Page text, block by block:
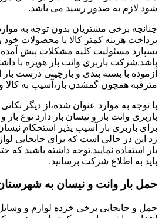
شود لازم به صدور رسید می باشد.
چنانچه برخی مشتریان بدون توجه به
پرداخت هزینه کمتر کالا یا محصولات خود
بسپارد مسئولیت کلیه مشکلات پیش آمده
باشد.شرکت باربری وانت بار هویزه با
آزموده با بسته بندی و بارچینی درست بار
مترقبه همچون گمشدن بار،آسیب به کالا
با توجه به موارد عنوان شده،از دیگر
باربری وانت بار و نیسان بار دارد نوع بار
برای باربری بار آسیب پذیر استحکام
زد این در حالی است که برای جابجایی
بار استفاده نمایید.توجه داشته باشید که
باید به اطلاع شرکت برسانید.
حمل بار وانت و نیسان به
حمل و جابجایی برخی خرده لوازم و